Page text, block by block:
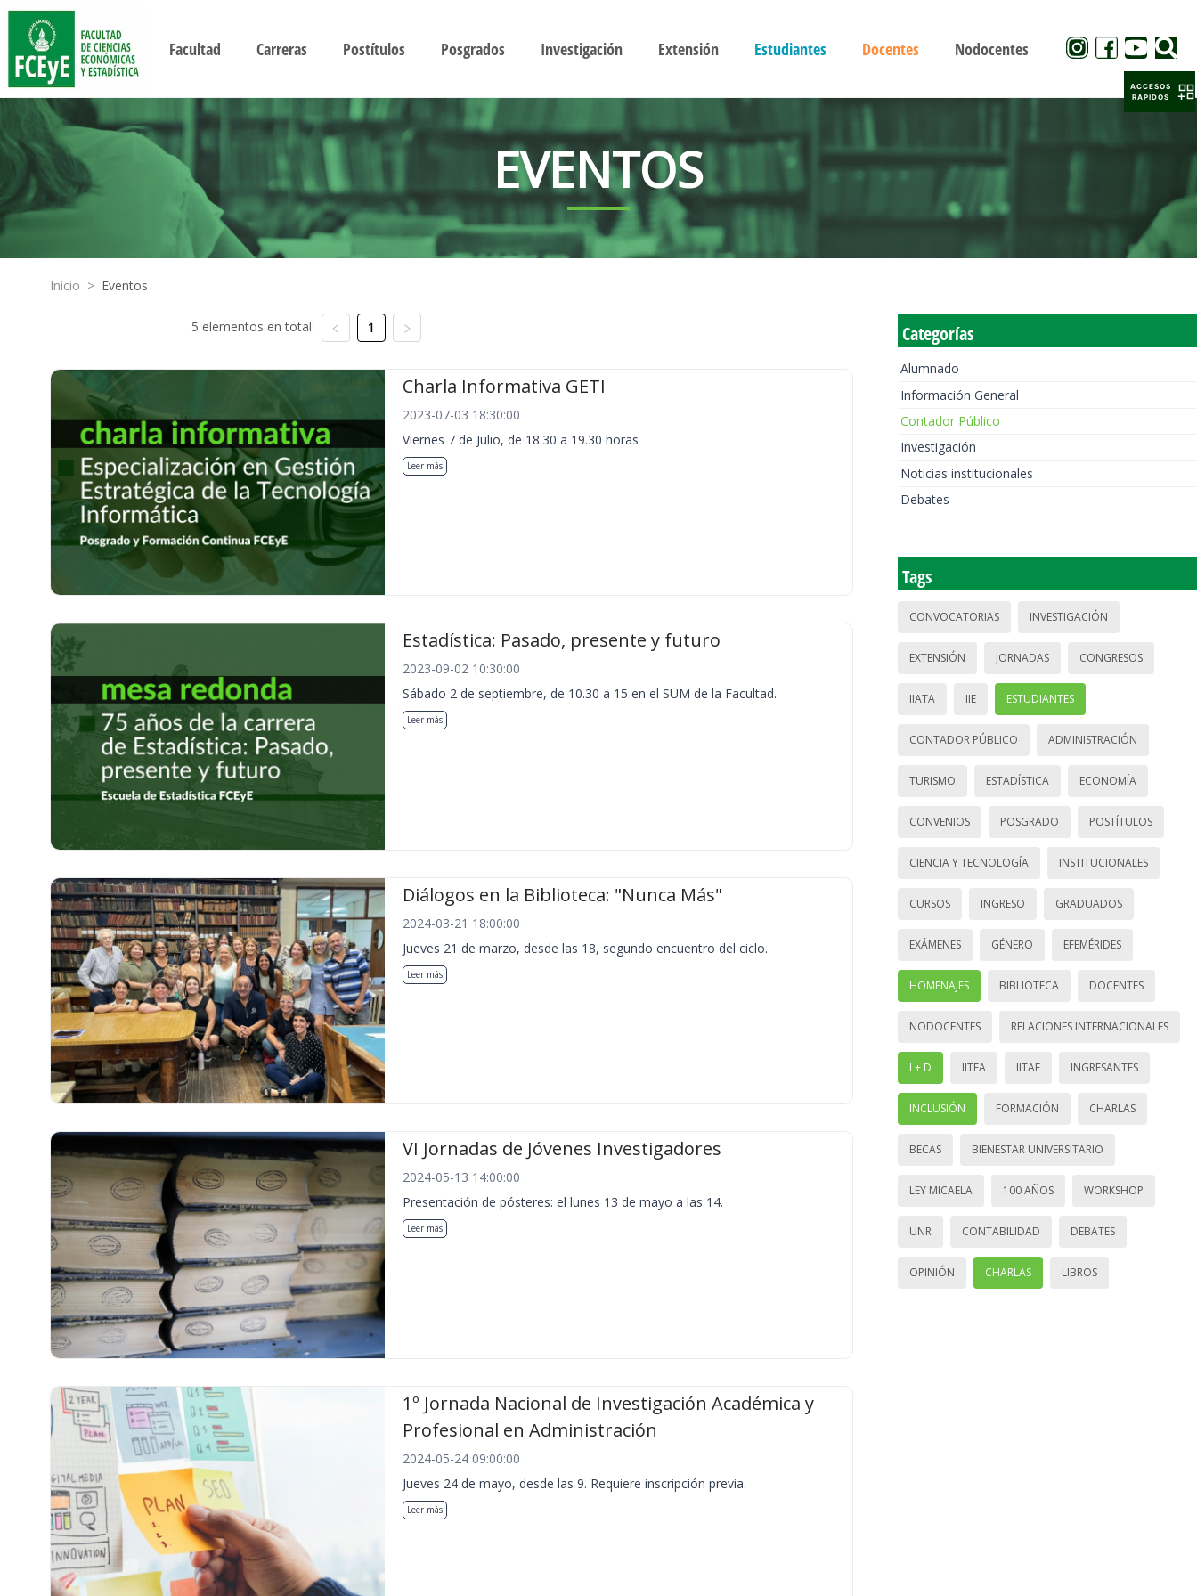
Facultad Carreras Postítulos Posgrados Investigación Extensión Estudiantes Docentes Nodocentes
EVENTOS
Inicio > Eventos
5 elementos en total: 1
Charla Informativa GETI
2023-07-03 18:30:00
Viernes 7 de Julio, de 18.30 a 19.30 horas
Leer más
Estadística: Pasado, presente y futuro
2023-09-02 10:30:00
Sábado 2 de septiembre, de 10.30 a 15 en el SUM de la Facultad.
Leer más
Diálogos en la Biblioteca: "Nunca Más"
2024-03-21 18:00:00
Jueves 21 de marzo, desde las 18, segundo encuentro del ciclo.
Leer más
VI Jornadas de Jóvenes Investigadores
2024-05-13 14:00:00
Presentación de pósteres: el lunes 13 de mayo a las 14.
Leer más
1º Jornada Nacional de Investigación Académica y
Profesional en Administración
2024-05-24 09:00:00
Jueves 24 de mayo, desde las 9. Requiere inscripción previa.
Leer más
Categorías
Alumnado
Información General
Contador Público
Investigación
Noticias institucionales
Debates
Tags
CONVOCATORIAS INVESTIGACIÓN
EXTENSIÓN JORNADAS CONGRESOS
IIATA IIE ESTUDIANTES
CONTADOR PÚBLICO ADMINISTRACIÓN
TURISMO ESTADÍSTICA ECONOMÍA
CONVENIOS POSGRADO POSTÍTULOS
CIENCIA Y TECNOLOGÍA INSTITUCIONALES
CURSOS INGRESO GRADUADOS
EXÁMENES GÉNERO EFEMÉRIDES
HOMENAJES BIBLIOTECA DOCENTES
NODOCENTES RELACIONES INTERNACIONALES
I + D IITEA IITAE INGRESANTES
INCLUSIÓN FORMACIÓN CHARLAS
BECAS BIENESTAR UNIVERSITARIO
LEY MICAELA 100 AÑOS WORKSHOP
UNR CONTABILIDAD DEBATES
OPINIÓN CHARLAS LIBROS
ACCESOS
RAPIDOS